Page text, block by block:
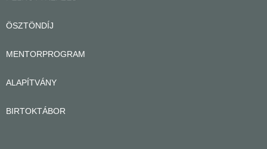
ÖSZTÖNDÍJ
MENTORPROGRAM
ALAPÍTVÁNY
BIRTOKTÁBOR